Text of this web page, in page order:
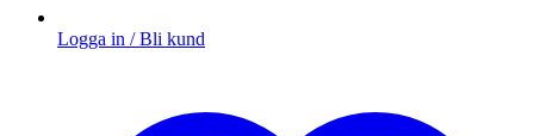
Logga in / Bli kund